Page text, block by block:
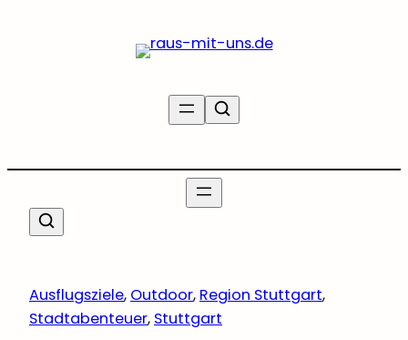
Ausflugsziele, Outdoor, Region Stuttgart
Stadtabenteuer, Stuttgart